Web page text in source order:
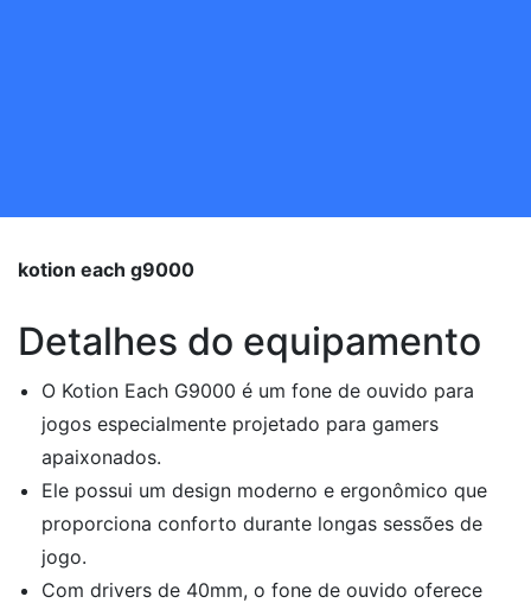
kotion each g9000
Detalhes do equipamento
O Kotion Each G9000 é um fone de ouvido para
jogos especialmente projetado para gamers
apaixonados.
Ele possui um design moderno e ergonômico que
proporciona conforto durante longas sessões de
jogo.
Com drivers de 40mm, o fone de ouvido oferece